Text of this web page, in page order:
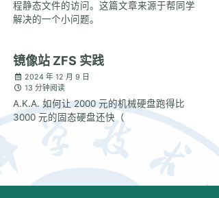
程静态文件的访问。这篇文章来源于帮同学
解决的一个小问题。
镜像站 ZFS 实践
2024 年 12 月 9 日
13 分钟阅读
A.K.A. 如何让 2000 元的机械硬盘跑得比
3000 元的固态硬盘还快（